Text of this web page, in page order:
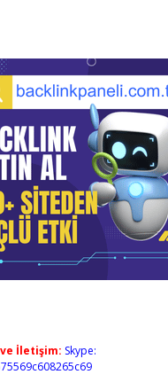
İletişim: Skype: